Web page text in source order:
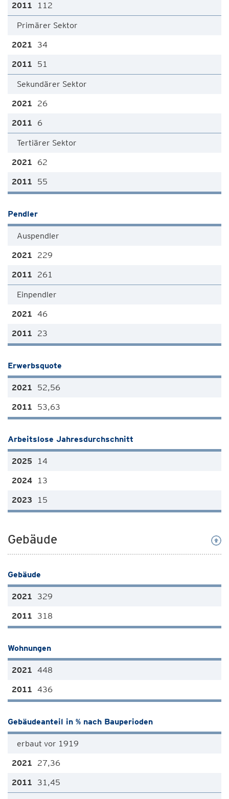
112
Primärer Sektor
34
51
Sekundärer Sektor
26
6
Tertiärer Sektor
62
55
Pendler
Auspendler
229
261
Einpendler
46
23
Erwerbsquote
52,56
53,63
Arbeitslose Jahresdurchschnitt
14
13
15
Gebäude
Gebäude
329
318
Wohnungen
448
436
Gebäudeanteil in % nach Bauperioden
erbaut vor 1919
27,36
31,45